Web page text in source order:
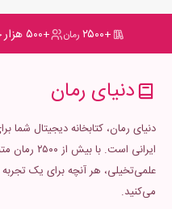
+۲۵۰۰ رمان +۵۰۰ هزار
دنیای رمان
دنیای رمان، کتابخانه دیجیتال شما
علمی‌تخیلی، هر آنچه برای یک تجربه
می‌کنید.